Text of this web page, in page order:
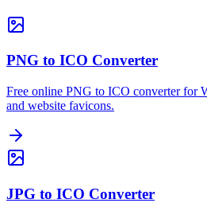
PNG to ICO Converter
Free online PNG to ICO converter for
and website favicons.
JPG to ICO Converter